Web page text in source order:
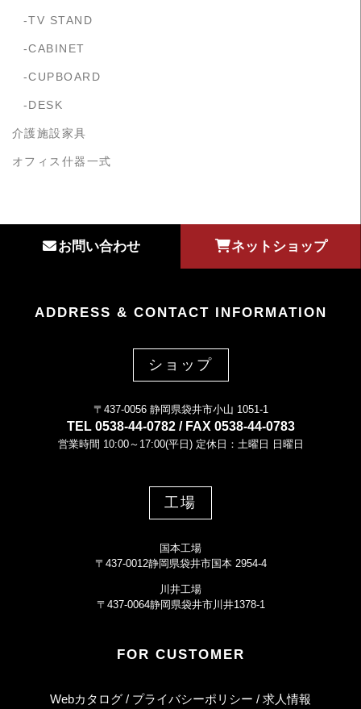
TV STAND
CABINET
CUPBOARD
DESK
介護施設家具
オフィス什器一式
お問い合わせ ネットショップ
ADDRESS & CONTACT INFORMATION
ショップ
〒437-0056 静岡県袋井市小山 1051-1
TEL 0538-44-0782 / FAX 0538-44-0783
営業時間 10:00～17:00(平日) 定休日：土曜日 日曜日
工場
国本工場
〒437-0012静岡県袋井市国本 2954-4
川井工場
〒437-0064静岡県袋井市川井1378-1
FOR CUSTOMER
Webカタログ プライバシーポリシー 求人情報